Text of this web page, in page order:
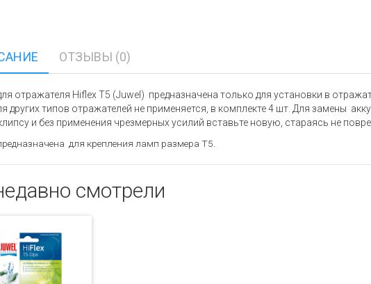
ОТЗЫВЫ (0)
отражателя Hiflex T5 (Juwel) предназначена только для установки в
других типов отражателей не применяется, в комплекте 4 шт. Для замены
и без применения чрезмерных усилий вставьте новую, стараясь не
для крепления ламп размера Т5.
смотрели